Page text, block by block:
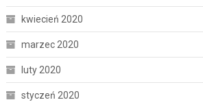
kwiecień 2020
marzec 2020
luty 2020
styczeń 2020